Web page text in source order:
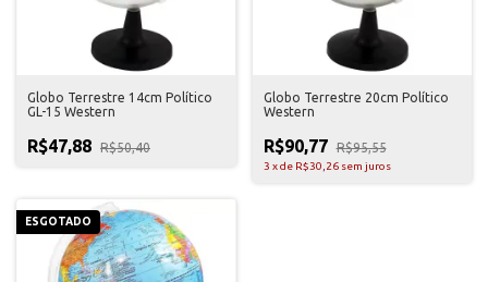
Globo Terrestre 14cm Político
GL-15 Western
R$47,88 R$50,40
Globo Terrestre 20cm Político
Western
R$90,77 R$95,55
3 xde R$30,26 sem juros
ESGOTADO